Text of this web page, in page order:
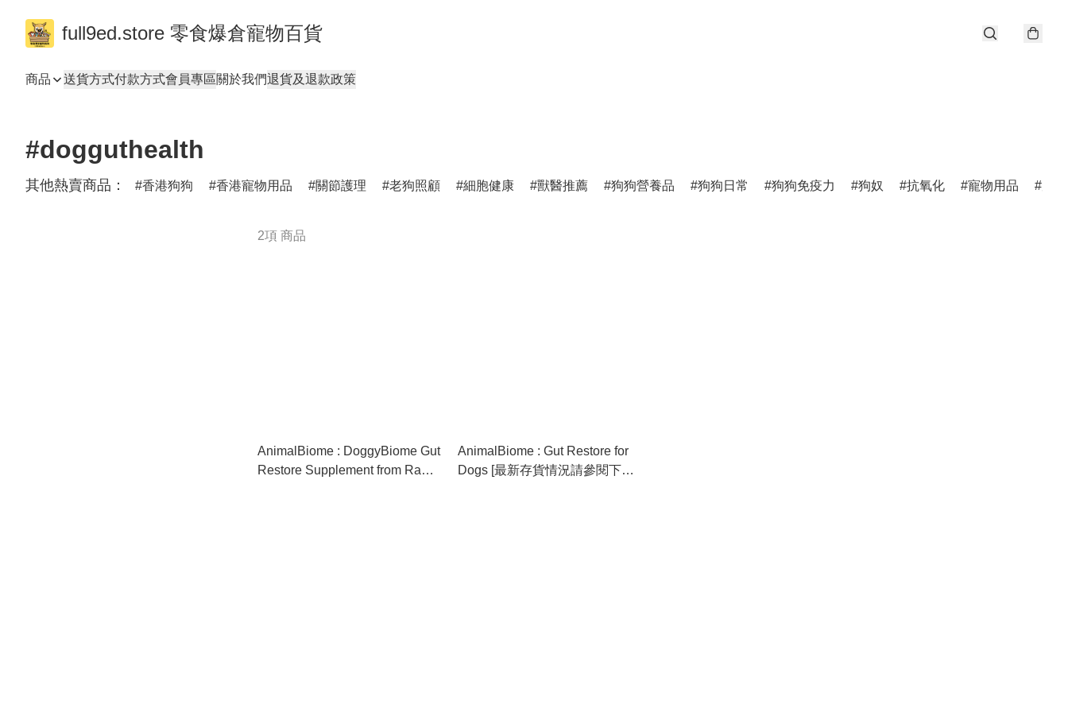
full9ed.store 零食爆倉寵物百貨
商品 送貨方式付款方式會員專區關於我們退貨及退款政策
#dogguthealth
其他熱賣商品： 香港狗狗 香港寵物用品 關節護理 老狗照顧 細胞健康 獸醫推薦 狗狗營養品 狗狗日常 狗狗免疫力 狗奴 抗氧化 寵物用品
2項 商品
AnimalBiome : DoggyBiome Gut
Restore Supplement from Raw-
AnimalBiome : Gut Restore for
Dogs [最新存貨情況請參閱下列